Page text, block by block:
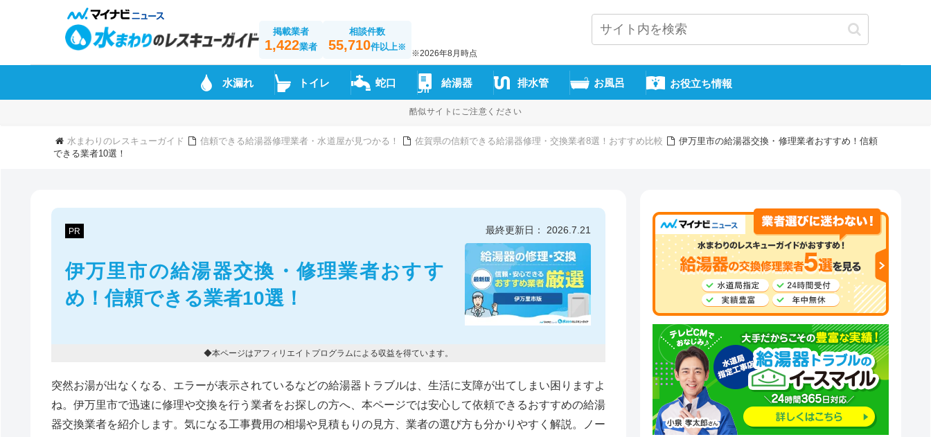
掲載業者
1,422業者
相談件数
55,710件以上※
※2026年8月時点
水漏れ トイレ 蛇口 給湯器 排水管 お風呂 お役立ち情報
酷似サイトにご注意ください
水まわりのレスキューガイド 信頼できる給湯器修理業者・水道屋が見つかる！ 佐賀県の信頼できる給湯器修理・交換業者8選！おすすめ比較
伊万里市の給湯器交換・修理業者おすすめ！信頼
できる業者10選！
PR
伊万里市の給湯器交換・修理業者おすす
め！信頼できる業者10選！
最終更新日： 2026.7.21
◆本ページはアフィリエイトプログラムによる収益を得ています。
突然お湯が出なくなる、エラーが表示されているなどの給湯器トラブルは、生活に支障が出てしまい困りますよ
ね。伊万里市で迅速に修理や交換を行う業者をお探しの方へ、本ページでは安心して依頼できるおすすめの給湯
器交換業者を紹介します。気になる工事費用の相場や見積もりの見方、業者の選び方も分かりやすく解説。ノー